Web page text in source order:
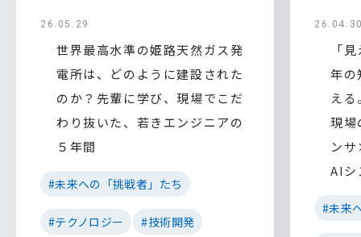
26.05.29
世界最高水準の姫路天然ガス発
電所は、どのように建設された
のか？先輩に学び、現場でこだ
わり抜いた、若きエンジニアの
５年間
#未来への「挑戦者」たち
#テクノロジー #技術開発
「
年の
え
現場
ン
AIシ
#未来